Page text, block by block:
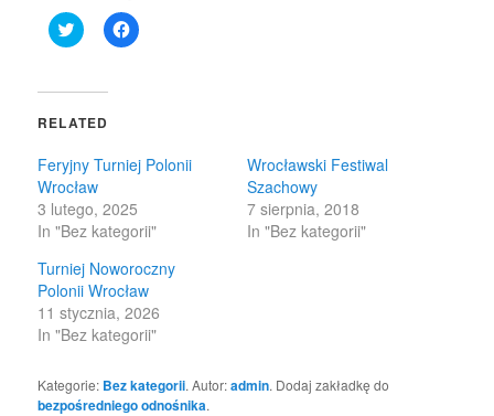
Click
to
(Opens
new
Click
to
RELATED
Feryjny Turniej Polonii
Wrocław
3 lutego, 2025
In "Bez kategorii"
Wrocławski Festiwal
Szachowy
7 sierpnia, 2018
In "Bez kategorii"
Turniej Noworoczny
Polonii Wrocław
11 stycznia, 2026
In "Bez kategorii"
Kategorie: Bez kategorii. Autor:admin. Dodaj zakładkę do
bezpośredniego odnośnika.